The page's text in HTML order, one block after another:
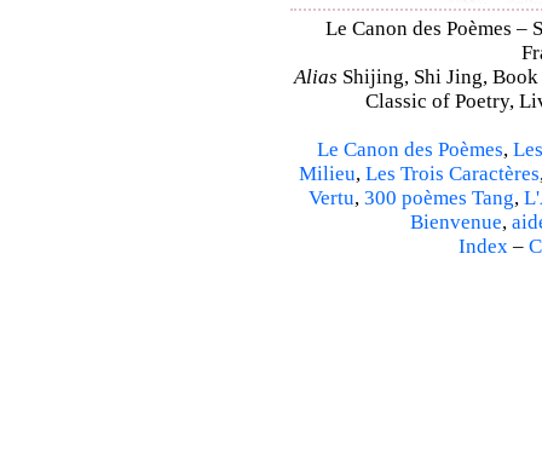
Le Canon des Poèmes
Alias Shijing, Shi Jing,
Classic of Poetry,
Le Canon des Poèmes,
Milieu, Les Trois Caractères
Vertu, 300 poèmes Tang,
Bienvenue,
Index–